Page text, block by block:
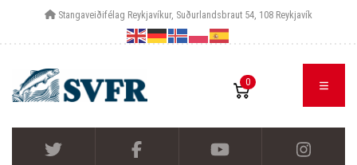
Stangaveiðifélag Reykjavíkur, Suðurlandsbraut 54, 108 Reykjavík
0